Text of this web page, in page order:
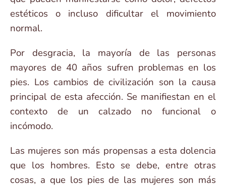
estéticos o incluso dificultar el movimiento
normal.
Por desgracia, la mayoría de las personas
mayores de 40 años sufren problemas en los
pies. Los cambios de civilización son la causa
principal de esta afección. Se manifiestan en el
contexto de un calzado no funcional o
incómodo.
Las mujeres son más propensas a esta dolencia
que los hombres. Esto se debe, entre otras
cosas, a que los pies de las mujeres son más